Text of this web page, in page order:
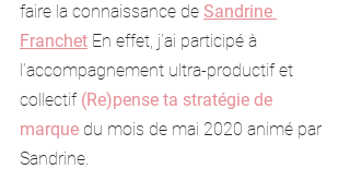
faire la connaissance de Sandrine
Franchet En effet, j'ai participé à
l’accompagnement ultra-productif et
collectif (Re)pense ta stratégie de
marque du mois de mai 2020 animé par
Sandrine.